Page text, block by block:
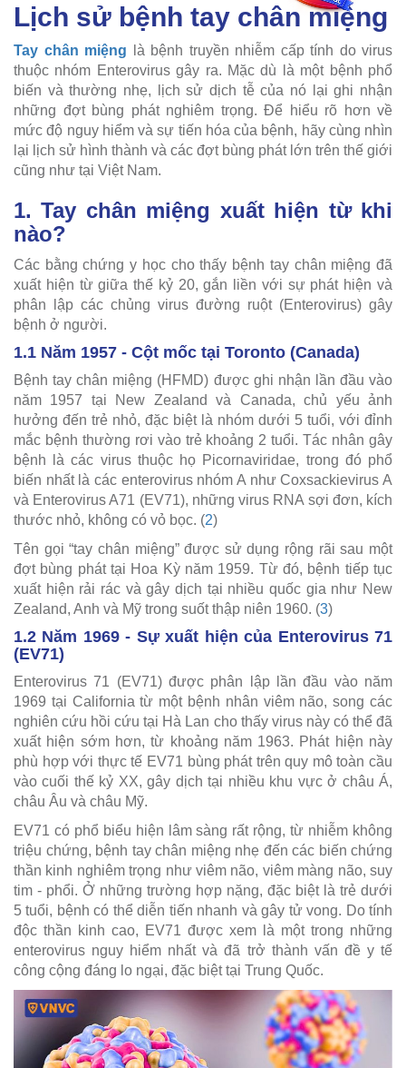
Lịch sử bệnh tay chân miệng
Tay chân miệng là bệnh truyền nhiễm cấp tính do virus
thuộc nhóm Enterovirus gây ra. Mặc dù là một bệnh phổ
biến và thường nhẹ, lịch sử dịch tễ của nó lại ghi nhận
những đợt bùng phát nghiêm trọng. Để hiểu rõ hơn về
mức độ nguy hiểm và sự tiến hóa của bệnh, hãy cùng nhìn
lại lịch sử hình thành và các đợt bùng phát lớn trên thế giới
cũng như tại Việt Nam.
1. Tay chân miệng xuất hiện từ khi
nào?
Các bằng chứng y học cho thấy bệnh tay chân miệng đã
xuất hiện từ giữa thế kỷ 20, gắn liền với sự phát hiện và
phân lập các chủng virus đường ruột (Enterovirus) gây
bệnh ở người.
1.1 Năm 1957 - Cột mốc tại Toronto (Canada)
Bệnh tay chân miệng (HFMD) được ghi nhận lần đầu vào
năm 1957 tại New Zealand và Canada, chủ yếu ảnh
hưởng đến trẻ nhỏ, đặc biệt là nhóm dưới 5 tuổi, với đỉnh
mắc bệnh thường rơi vào trẻ khoảng 2 tuổi. Tác nhân gây
bệnh là các virus thuộc họ Picornaviridae, trong đó phổ
biến nhất là các enterovirus nhóm A như Coxsackievirus A
và Enterovirus A71 (EV71), những virus RNA sợi đơn, kích
thước nhỏ, không có vỏ bọc. (2)
Tên gọi “tay chân miệng” được sử dụng rộng rãi sau một
đợt bùng phát tại Hoa Kỳ năm 1959. Từ đó, bệnh tiếp tục
xuất hiện rải rác và gây dịch tại nhiều quốc gia như New
Zealand, Anh và Mỹ trong suốt thập niên 1960. (3)
1.2 Năm 1969 - Sự xuất hiện của Enterovirus 71
(EV71)
Enterovirus 71 (EV71) được phân lập lần đầu vào năm
1969 tại California từ một bệnh nhân viêm não, song các
nghiên cứu hồi cứu tại Hà Lan cho thấy virus này có thể đã
xuất hiện sớm hơn, từ khoảng năm 1963. Phát hiện này
phù hợp với thực tế EV71 bùng phát trên quy mô toàn cầu
vào cuối thế kỷ XX, gây dịch tại nhiều khu vực ở châu Á,
châu Âu và châu Mỹ.
EV71 có phổ biểu hiện lâm sàng rất rộng, từ nhiễm không
triệu chứng, bệnh tay chân miệng nhẹ đến các biến chứng
thần kinh nghiêm trọng như viêm não, viêm màng não, suy
tim - phổi. Ở những trường hợp nặng, đặc biệt là trẻ dưới
5 tuổi, bệnh có thể diễn tiến nhanh và gây tử vong. Do tính
độc thần kinh cao, EV71 được xem là một trong những
enterovirus nguy hiểm nhất và đã trở thành vấn đề y tế
công cộng đáng lo ngại, đặc biệt tại Trung Quốc.